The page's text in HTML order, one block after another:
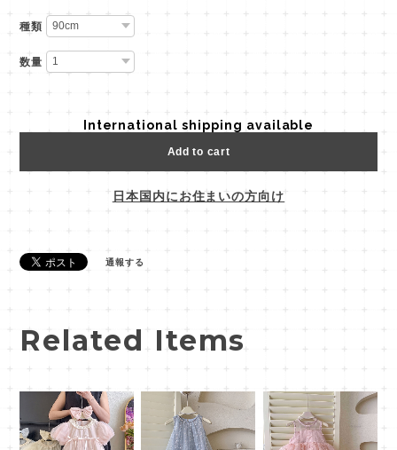
種類
数量
International shipping available
Add to cart
日本国内にお住まいの方向け
通報する
Related Items